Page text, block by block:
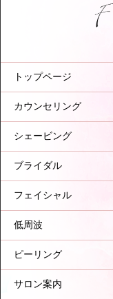
トップページ
カウンセリング
シェービング
ブライダル
フェイシャル
低周波
ピーリング
サロン案内